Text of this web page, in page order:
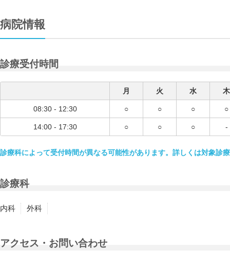
病院情報
診療受付時間
月 火 水 木
08:30 - 12:30 ○ ○ ○ ○
14:00 - 17:30 ○ ○ ○ -
診療科によって受付時間が異なる可能性があります。詳しくは対象診
診療科
内科 外科
アクセス・お問い合わせ